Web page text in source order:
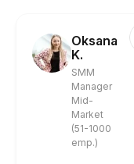
Oksana
K.
SMM
Manager
Mid-
Market
(51-1000
emp.)